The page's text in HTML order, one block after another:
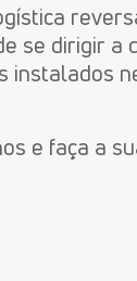
se dirigir a
instalados
e faça a